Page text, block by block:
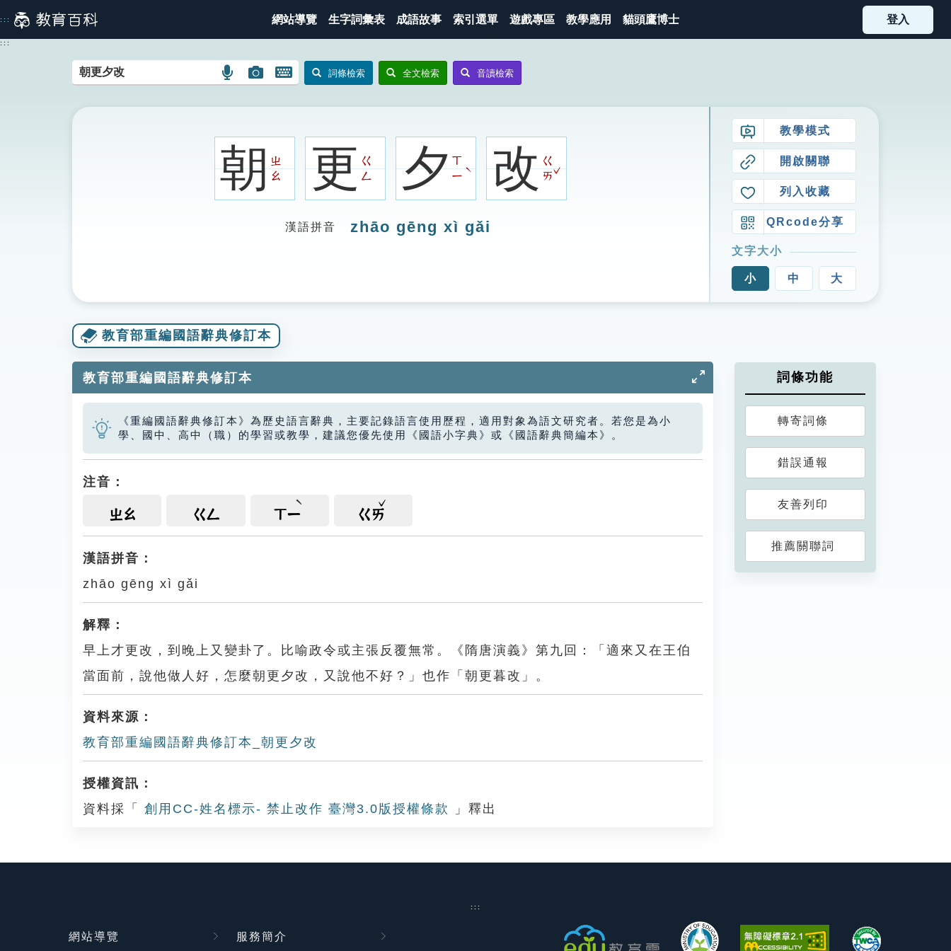
到
主
::: 網站導覽 生字詞彙表 成語故事 索引選單 遊戲專區 教學應用 貓頭鷹博士 登入
:::
語
搜
圖
示
圖
搜
圖
示
開
鍵
圖
詞條檢索 全文檢索 音讀檢索
朝ㄓ
ㄠ
更ㄍ
ㄥ
夕ㄒ
ㄧ
ˋ 改ㄍ
ㄞ
ˇ
漢語拼音 zhāo gēng xì gǎi
教學模式
開啟關聯
列入收藏
QRcode分享
文字大小
小 中 大
教育部重編國語辭典修訂本
教育部重編國語辭典修訂本
《重編國語辭典修訂本》為歷史語言辭典，主要記錄語言使用歷程，適用對象為語文研究者。若您是為小
學、國中、高中（職）的學習或教學，建議您優先使用《國語小字典》或《國語辭典簡編本》。
注音：
ㄓㄠ ㄍㄥ ㄒㄧ ㄍㄞ
漢語拼音：
zhāo gēng xì gǎi
解釋：
早上才更改，到晚上又變卦了。比喻政令或主張反覆無常。《隋唐演義》第九回：「適來又在王伯
當面前，說他做人好，怎麼朝更夕改，又說他不好？」也作「朝更暮改」。
資料來源：
教育部重編國語辭典修訂本_朝更夕改
授權資訊：
資料採「
創用CC-姓名標示- 禁止改作 臺灣3.0版授權條款 」釋出
詞條功能
轉寄詞條
錯誤通報
友善列印
推薦關聯詞
:::
網站導覽 服務簡介